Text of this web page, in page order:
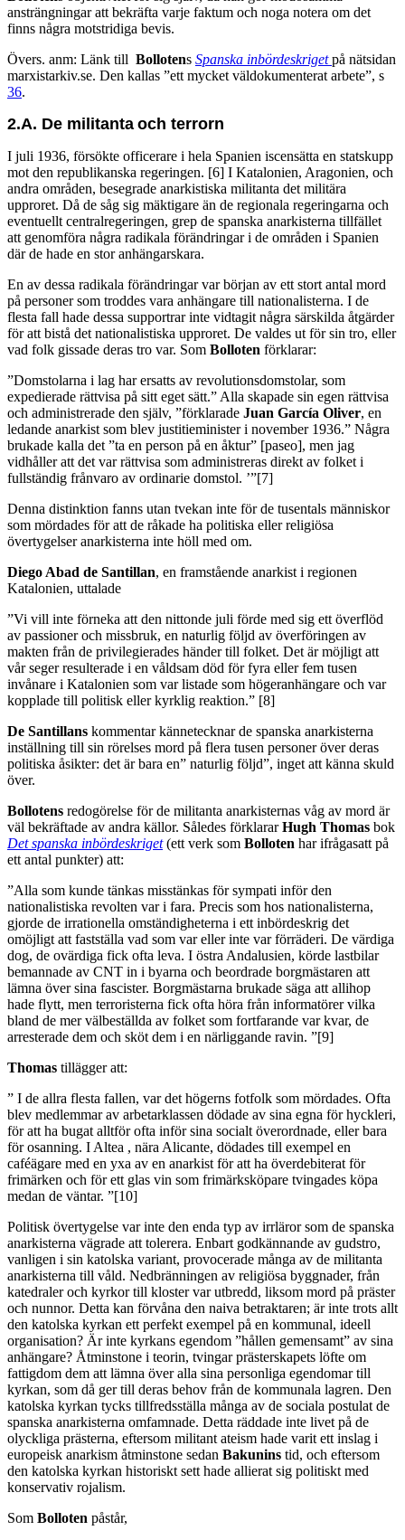
ansträngningar att bekräfta varje faktum och noga notera om det
finns några motstridiga bevis.
Övers. anm: Länk till Bollotens Spanska inbördeskrigetpå nätsidan
marxistarkiv.se. Den kallas ”ett mycket väldokumenterat arbete”, s
36.
2.A. De militanta och terrorn
I juli 1936, försökte officerare i hela Spanien iscensätta en statskupp
mot den republikanska regeringen. [6] I Katalonien, Aragonien, och
andra områden, besegrade anarkistiska militanta det militära
upproret. Då de såg sig mäktigare än de regionala regeringarna och
eventuellt centralregeringen, grep de spanska anarkisterna tillfället
att genomföra några radikala förändringar i de områden i Spanien
där de hade en stor anhängarskara.
En av dessa radikala förändringar var början av ett stort antal mord
på personer som troddes vara anhängare till nationalisterna. I de
flesta fall hade dessa supportrar inte vidtagit några särskilda åtgärder
för att bistå det nationalistiska upproret. De valdes ut för sin tro, eller
vad folk gissade deras tro var. Som Bolloten förklarar:
”Domstolarna i lag har ersatts av revolutionsdomstolar, som
expedierade rättvisa på sitt eget sätt.” Alla skapade sin egen rättvisa
och administrerade den själv, ”förklarade Juan García Oliver, en
ledande anarkist som blev justitieminister i november 1936.” Några
brukade kalla det ”ta en person på en åktur” [paseo], men jag
vidhåller att det var rättvisa som administreras direkt av folket i
fullständig frånvaro av ordinarie domstol. ’”[7]
Denna distinktion fanns utan tvekan inte för de tusentals människor
som mördades för att de råkade ha politiska eller religiösa
övertygelser anarkisterna inte höll med om.
Diego Abad de Santillan, en framstående anarkist i regionen
Katalonien, uttalade
”Vi vill inte förneka att den nittonde juli förde med sig ett överflöd
av passioner och missbruk, en naturlig följd av överföringen av
makten från de privilegierades händer till folket. Det är möjligt att
vår seger resulterade i en våldsam död för fyra eller fem tusen
invånare i Katalonien som var listade som högeranhängare och var
kopplade till politisk eller kyrklig reaktion.” [8]
De Santillans kommentar kännetecknar de spanska anarkisterna
inställning till sin rörelses mord på flera tusen personer över deras
politiska åsikter: det är bara en” naturlig följd”, inget att känna skuld
över.
Bollotens redogörelse för de militanta anarkisternas våg av mord är
väl bekräftade av andra källor. Således förklararHugh Thomas bok
Det spanska inbördeskriget(ett verk som Bolloten har ifrågasatt på
ett antal punkter) att:
”Alla som kunde tänkas misstänkas för sympati inför den
nationalistiska revolten var i fara. Precis som hos nationalisterna,
gjorde de irrationella omständigheterna i ett inbördeskrig det
omöjligt att fastställa vad som var eller inte var förräderi. De värdiga
dog, de ovärdiga fick ofta leva. I östra Andalusien, körde lastbilar
bemannade av CNT in i byarna och beordrade borgmästaren att
lämna över sina fascister. Borgmästarna brukade säga att allihop
hade flytt, men terroristerna fick ofta höra från informatörer vilka
bland de mer välbeställda av folket som fortfarande var kvar, de
arresterade dem och sköt dem i en närliggande ravin. ”[9]
Thomas tillägger att:
” I de allra flesta fallen, var det högerns fotfolk som mördades. Ofta
blev medlemmar av arbetarklassen dödade av sina egna för hyckleri,
för att ha bugat alltför ofta inför sina socialt överordnade, eller bara
för osanning. I Altea , nära Alicante, dödades till exempel en
caféägare med en yxa av en anarkist för att ha överdebiterat för
frimärken och för ett glas vin som frimärksköpare tvingades köpa
medan de väntar. ”[10]
Politisk övertygelse var inte den enda typ av irrläror som de spanska
anarkisterna vägrade att tolerera. Enbart godkännande av gudstro,
vanligen i sin katolska variant, provocerade många av de militanta
anarkisterna till våld. Nedbränningen av religiösa byggnader, från
katedraler och kyrkor till kloster var utbredd, liksom mord på präster
och nunnor. Detta kan förvåna den naiva betraktaren; är inte trots allt
den katolska kyrkan ett perfekt exempel på en kommunal, ideell
organisation? Är inte kyrkans egendom ”hållen gemensamt” av sina
anhängare? Åtminstone i teorin, tvingar prästerskapets löfte om
fattigdom dem att lämna över alla sina personliga egendomar till
kyrkan, som då ger till deras behov från de kommunala lagren. Den
katolska kyrkan tycks tillfredsställa många av de sociala postulat de
spanska anarkisterna omfamnade. Detta räddade inte livet på de
olyckliga prästerna, eftersom militant ateism hade varit ett inslag i
europeisk anarkism åtminstone sedan Bakunins tid, och eftersom
den katolska kyrkan historiskt sett hade allierat sig politiskt med
konservativ rojalism.
Som Bolloten påstår,